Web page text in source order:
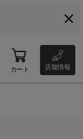
カート 店舗情報